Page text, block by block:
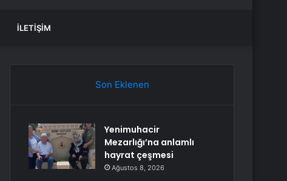
İLETIŞIM
Son Eklenen
Yenimuhacir
Mezarlığı’na anlamlı
hayrat çeşmesi
Ağustos 8, 2026